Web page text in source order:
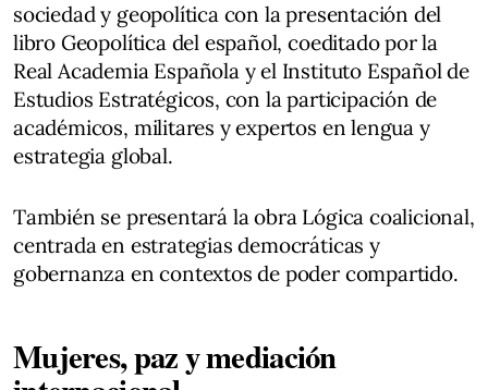
sociedad y geopolítica con la presentación del
libro Geopolítica del español, coeditado por la
Real Academia Española y el Instituto Español de
Estudios Estratégicos, con la participación de
académicos, militares y expertos en lengua y
estrategia global.
También se presentará la obra Lógica coalicional,
centrada en estrategias democráticas y
gobernanza en contextos de poder compartido.
Mujeres, paz y mediación